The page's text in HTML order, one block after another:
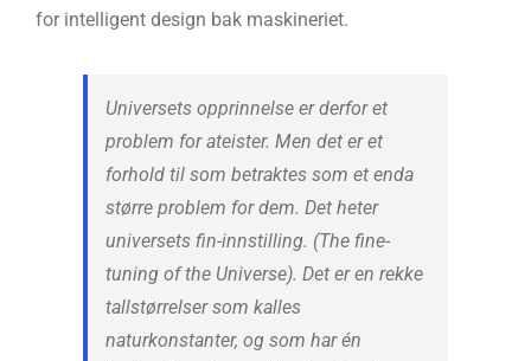
for intelligent design bak maskineriet.
Universets opprinnelse er derfor et
problem for ateister. Men det er et
forhold til som betraktes som et enda
større problem for dem. Det heter
universets fin-innstilling. (The fine-
tuning of the Universe). Det er en rekke
tallstørrelser som kalles
naturkonstanter, og som har én